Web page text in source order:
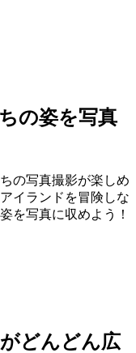
の姿を写真
の写真撮影が楽しめ
イランドを冒険しな
を写真に収めよう！
どんどん広